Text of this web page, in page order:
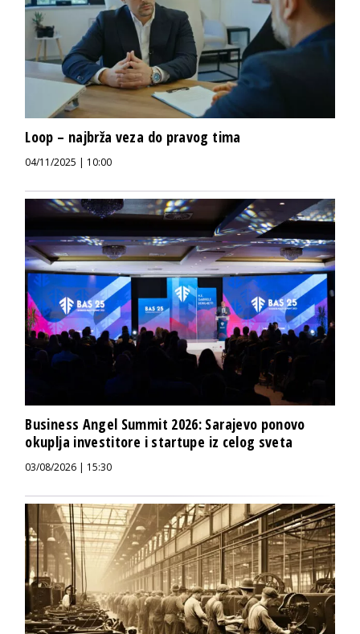
Loop – najbrža veza do pravog tima
04/11/2025 | 10:00
Business Angel Summit 2026: Sarajevo ponovo
okuplja investitore i startupe iz celog sveta
03/08/2026 | 15:30